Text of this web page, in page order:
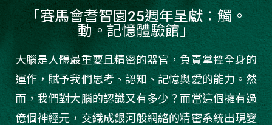
「賽馬會耆智園25週年呈獻：觸。
動。記憶體驗館」
大腦是人體最重要且精密的器官，負責掌控全身的
運作，賦予我們思考、認知、記憶與愛的能力。然
而，我們對大腦的認識又有多少？而當這個擁有過
億個神經元，交織成銀河般網絡的精密系統出現變